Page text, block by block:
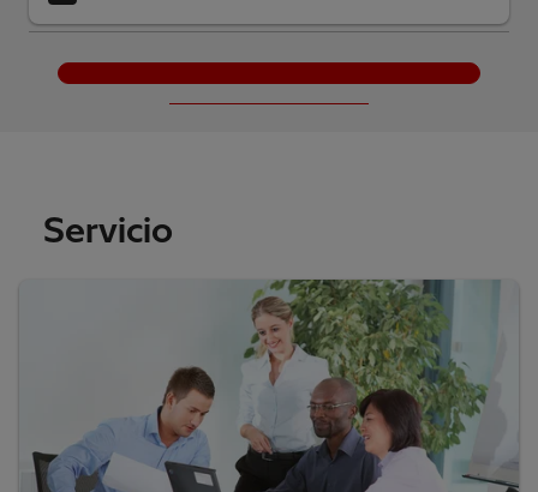
Cargar más
Servicio